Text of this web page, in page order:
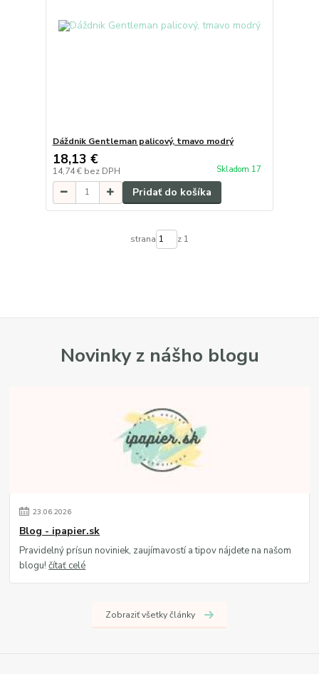
Dáždnik Gentleman palicový, tmavo modrý
18,13 €
14,74 € bez DPH Skladom 17
Pridať do košíka
strana z 1
Novinky z nášho blogu
23.06.2026
Blog - ipapier.sk
Pravidelný prísun noviniek, zaujímavostí a tipov nájdete na našom
blogu!čítať celé
Zobraziť všetky články